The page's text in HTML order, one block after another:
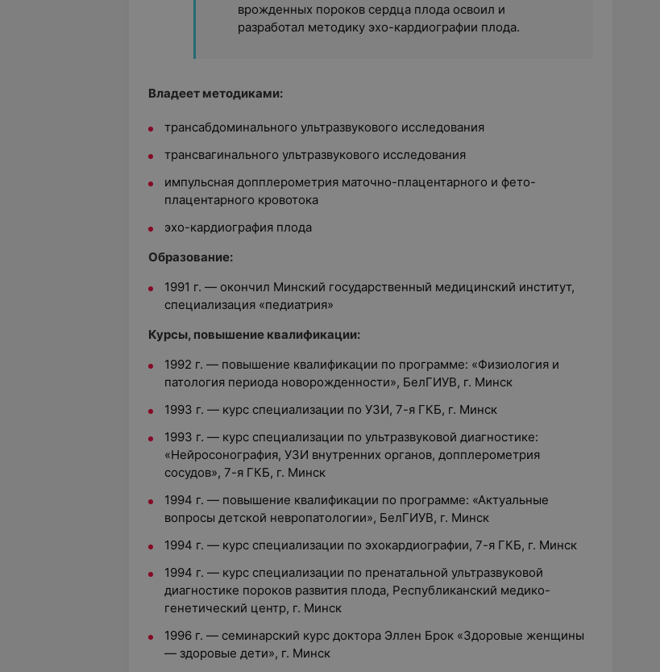
врожденных пороков сердца плода освоил и
разработал методику эхо-кардиографии плода.
Владеет методиками:
трансабдоминального ультразвукового исследования
трансвагинального ультразвукового исследования
импульсная допплерометрия маточно-плацентарного и фето-
плацентарного кровотока
эхо-кардиография плода
Образование:
1991 г. — окончил Минский государственный медицинский институт,
специализация «педиатрия»
Курсы, повышение квалификации:
1992 г. — повышение квалификации по программе: «Физиология и
патология периода новорожденности», БелГИУВ, г. Минск
1993 г. — курс специализации по УЗИ, 7-я ГКБ, г. Минск
1993 г. — курс специализации по ультразвуковой диагностике:
«Нейросонография, УЗИ внутренних органов, допплерометрия
сосудов», 7-я ГКБ, г. Минск
1994 г. — повышение квалификации по программе: «Актуальные
вопросы детской невропатологии», БелГИУВ, г. Минск
1994 г. — курс специализации по эхокардиографии, 7-я ГКБ, г. Минск
1994 г. — курс специализации по пренатальной ультразвуковой
диагностике пороков развития плода, Республиканский медико-
генетический центр, г. Минск
1996 г. — семинарский курс доктора Эллен Брок «Здоровые женщины
— здоровые дети», г. Минск